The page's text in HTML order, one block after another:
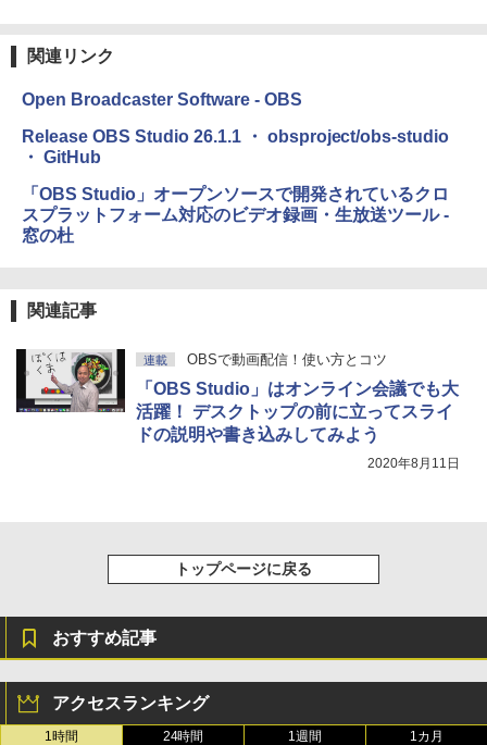
めのAIコーディング入門シリーズ
￥99
FM TOWNS ハイパー・カタログ: 本体ハ
ードウェア・市販ソフトウェアのパーフ
ージ、防水、7インチカラーディスプレ
売)
整、色調調節ライト、プレミアムペン付
￥115,980
関連リンク
Open Broadcaster Software - OBS
Release OBS Studio 26.1.1 ・ obsproject/obs-studio
・ GitHub
「OBS Studio」オープンソースで開発されているクロ
スプラットフォーム対応のビデオ録画・生放送ツール -
窓の杜
関連記事
連載 OBSで動画配信！使い方とコツ
「OBS Studio」はオンライン会議でも大
活躍！ デスクトップの前に立ってスライ
ドの説明や書き込みしてみよう
2020年8月11日
トップページに戻る
おすすめ記事
アクセスランキング
1時間 24時間 1週間 1カ月